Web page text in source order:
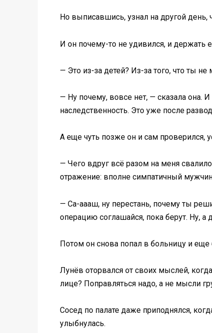
Но выписавшись, узнал на другой день,
И он почему-то не удивился, и держать
— Это из-за детей? Из-за того, что ты
— Ну почему, вовсе нет, — сказала она.
наследственность. Это уже после
А еще чуть позже он и сам проверился,
— Чего вдруг всё разом на меня
отражение: вполне симпатичный
— Са-аааш, ну перестань, почему ты
операцию соглашайся, пока берут. Ну, а
Потом он снова попал в больницу и
Лунёв оторвался от своих мыслей,
лице? Поправляться надо, а не мысли
Сосед по палате даже приподнялся,
улыбнулась.